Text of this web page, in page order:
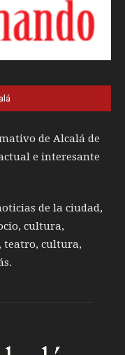
de Alcalá de
e interesante
de la ciudad,
cultura,
teatro, cultura,